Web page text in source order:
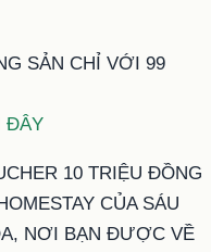
SẢN CHỈ VỚI 99
ĐÂY
10 TRIỆU ĐỒNG
CỦA SÁU
NƠI BẠN ĐƯỢC VỀ